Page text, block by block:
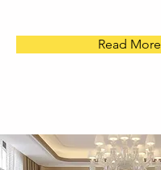
Read More